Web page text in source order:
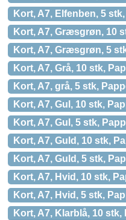
Kort, A7, Elfenben, 5
Kort, A7, Græsgrøn, 10
Kort, A7, Græsgrøn, 5
Kort, A7, Grå, 10 stk,
Kort, A7, grå, 5 stk,
Kort, A7, Gul, 10 stk,
Kort, A7, Gul, 5 stk,
Kort, A7, Guld, 10 stk,
Kort, A7, Guld, 5 stk,
Kort, A7, Hvid, 10 stk,
Kort, A7, Hvid, 5 stk,
Kort, A7, Klarblå, 10